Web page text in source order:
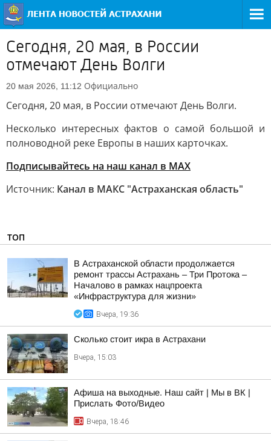
Сегодня, 20 мая, в России
отмечают День Волги
20 мая 2026, 11:12 Официально
Сегодня, 20 мая, в России отмечают День Волги.
Несколько интересных фактов о самой большой и
полноводной реке Европы в наших карточках.
Подписывайтесь на наш канал в МАХ
Источник: Канал в МАКС "Астраханская область"
ТОП
В Астраханской области продолжается
ремонт трассы Астрахань – Три Протока –
Началово в рамках нацпроекта
«Инфраструктура для жизни»
Вчера, 19:36
Сколько стоит икра в Астрахани
Вчера, 15:03
Афиша на выходные. Наш сайт | Мы в ВК |
Прислать Фото/Видео
Вчера, 18:46